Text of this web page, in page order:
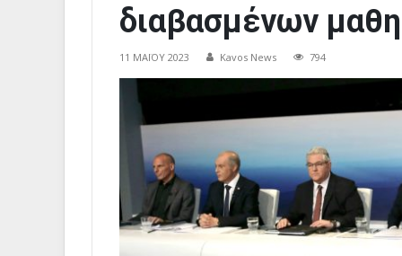
διαβασμένων
11 ΜΑΪ́ΟΥ 2023 Kavos News 794